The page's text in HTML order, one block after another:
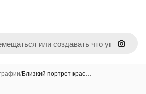
Поиск
/Близкий портрет крас…